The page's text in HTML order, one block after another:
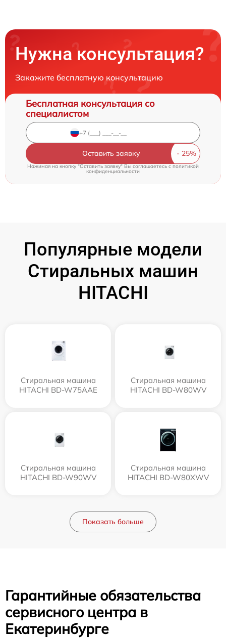
Нужна консультация?
Закажите бесплатную консультацию
Бесплатная консультация со
специалистом
Оставить заявку
Нажимая на кнопку "Оставить заявку" Вы соглашаетесь cполитикой
конфиденциальности
Популярные модели
Стиральных машин
HITACHI
Стиральная машина
HITACHI BD-W75AAE
Стиральная машина
HITACHI BD-W80WV
Стиральная машина
HITACHI BD-W90WV
Стиральная машина
HITACHI BD-W80XWV
Показать больше
Гарантийные обязательства
сервисного центра в
Екатеринбурге